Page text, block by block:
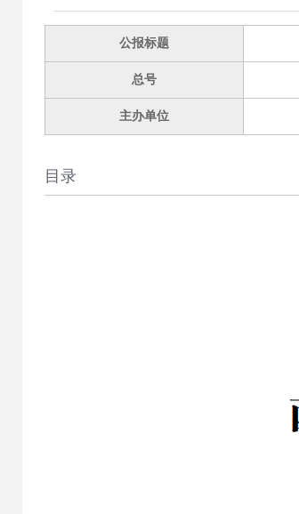
公报标题
总号
主办单位
目录